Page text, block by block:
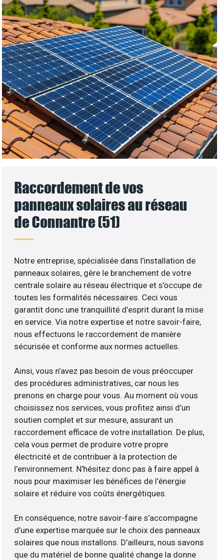
Raccordement de vos
panneaux solaires au réseau
de Connantre (51)
Notre entreprise, spécialisée dans l’installation de
panneaux solaires, gère le branchement de votre
centrale solaire au réseau électrique et s’occupe de
toutes les formalités nécessaires. Ceci vous
garantit donc une tranquillité d’esprit durant la mise
en service. Via notre expertise et notre savoir-faire,
nous effectuons le raccordement de manière
sécurisée et conforme aux normes actuelles.
Ainsi, vous n’avez pas besoin de vous préoccuper
des procédures administratives, car nous les
prenons en charge pour vous. Au moment où vous
choisissez nos services, vous profitez ainsi d’un
soutien complet et sur mesure, assurant un
raccordement efficace de votre installation. De plus,
cela vous permet de produire votre propre
électricité et de contribuer à la protection de
l’environnement. N’hésitez donc pas à faire appel à
nous pour maximiser les bénéfices de l’énergie
solaire et réduire vos coûts énergétiques.
En conséquence, notre savoir-faire s’accompagne
d’une expertise marquée sur le choix des panneaux
solaires que nous installons. D’ailleurs, nous savons
que du matériel de bonne qualité change la donne